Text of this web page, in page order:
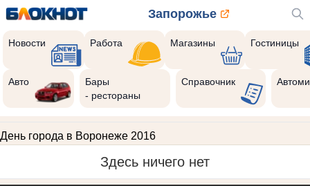
Запорожье
Новости Работа Магазины Гостиницы
Авто
Бары
- рестораны
Справочник
День города в Воронеже 2016
Здесь ничего нет